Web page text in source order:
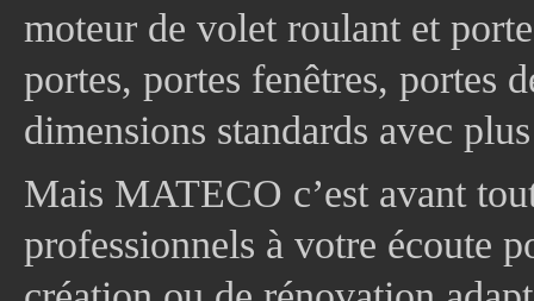
moteur de volet roulant et
portes, portes fenêtres, portes
dimensions standards avec
Mais MATECO c’est avant
professionnels à votre écoute